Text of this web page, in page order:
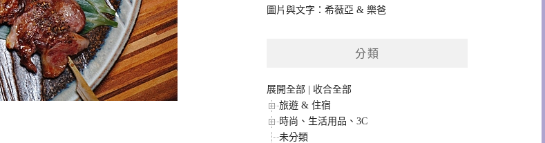
圖片與文字：希薇亞 & 樂爸
分類
展開全部
收合全部
旅遊 & 住宿
時尚、生活用品、3C
未分類